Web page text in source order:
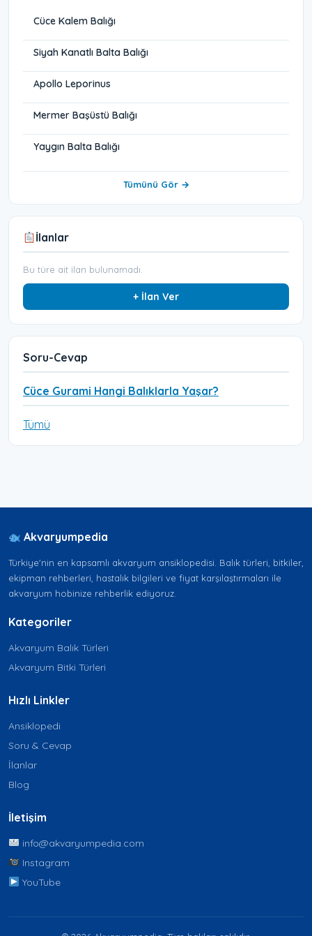
Cüce Kalem Balığı
Siyah Kanatlı Balta Balığı
Apollo Leporinus
Mermer Başüstü Balığı
Yaygın Balta Balığı
Tümünü Gör →
İlanlar
Bu türe ait ilan bulunamadı.
+ İlan Ver
Soru-Cevap
Cüce Gurami Hangi Balıklarla Yaşar?
Tümü
Akvaryumpedia
Türkiye'nin en kapsamlı akvaryum ansiklopedisi. Balık türleri, bitkiler,
ekipman rehberleri, hastalık bilgileri ve fiyat karşılaştırmaları ile
akvaryum hobinize rehberlik ediyoruz.
Kategoriler
Akvaryum Balık Türleri
Akvaryum Bitki Türleri
Hızlı Linkler
Ansiklopedi
Soru & Cevap
İlanlar
Blog
İletişim
info@akvaryumpedia.com
Instagram
YouTube